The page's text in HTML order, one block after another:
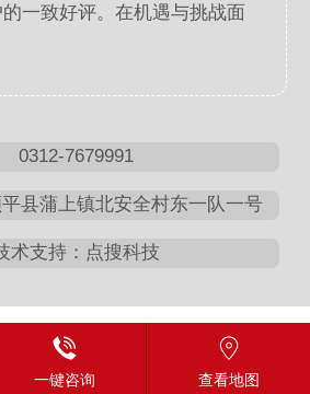
一致好评。在机遇与挑战面
0312-7679991
县蒲上镇北安全村东一队一号
术支持：点搜科技
一键咨询 查看地图